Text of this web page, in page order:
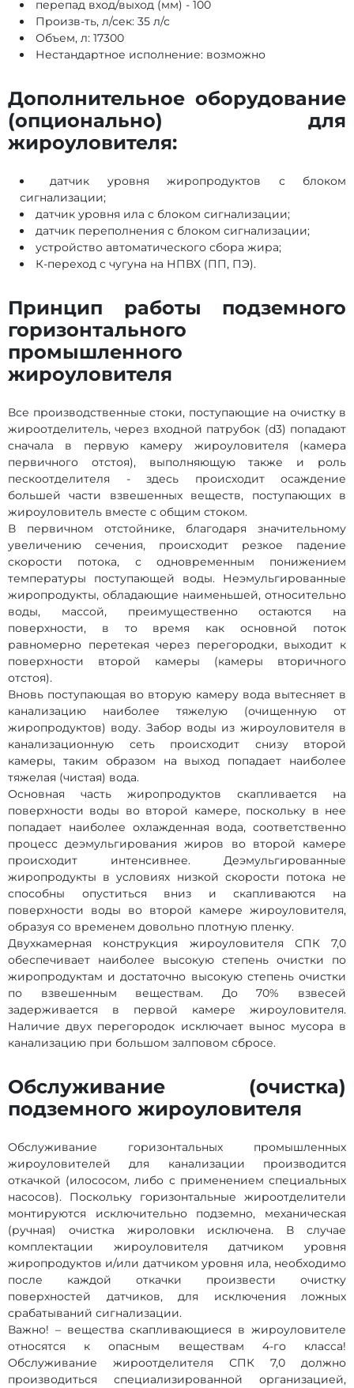
перепад вход/выход (мм) - 100
Произв-ть, л/сек: 35 л/с
Объем, л: 17300
Нестандартное исполнение: возможно
Дополнительное оборудование
(опционально) для
жироуловителя:
датчик уровня жиропродуктов с блоком
сигнализации;
датчик уровня ила с блоком сигнализации;
датчик переполнения с блоком сигнализации;
устройство автоматического сбора жира;
К-переход с чугуна на НПВХ (ПП, ПЭ).
Принцип работы подземного
горизонтального
промышленного
жироуловителя
Все производственные стоки, поступающие на очистку в
жироотделитель, через входной патрубок (d3) попадают
сначала в первую камеру жироуловителя (камера
первичного отстоя), выполняющую также и роль
пескоотделителя - здесь происходит осаждение
большей части взвешенных веществ, поступающих в
жироуловитель вместе с общим стоком.
В первичном отстойнике, благодаря значительному
увеличению сечения, происходит резкое падение
скорости потока, с одновременным понижением
температуры поступающей воды. Неэмульгированные
жиропродукты, обладающие наименьшей, относительно
воды, массой, преимущественно остаются на
поверхности, в то время как основной поток
равномерно перетекая через перегородки, выходит к
поверхности второй камеры (камеры вторичного
отстоя).
Вновь поступающая во вторую камеру вода вытесняет в
канализацию наиболее тяжелую (очищенную от
жиропродуктов) воду. Забор воды из жироуловителя в
канализационную сеть происходит снизу второй
камеры, таким образом на выход попадает наиболее
тяжелая (чистая) вода.
Основная часть жиропродуктов скапливается на
поверхности воды во второй камере, поскольку в нее
попадает наиболее охлажденная вода, соответственно
процесс деэмульгирования жиров во второй камере
происходит интенсивнее. Деэмульгированные
жиропродукты в условиях низкой скорости потока не
способны опуститься вниз и скапливаются на
поверхности воды во второй камере жироуловителя,
образуя со временем довольно плотную пленку.
Двухкамерная конструкция жироуловителя СПК 7,0
обеспечивает наиболее высокую степень очистки по
жиропродуктам и достаточно высокую степень очистки
по взвешенным веществам. До 70% взвесей
задерживается в первой камере жироуловителя.
Наличие двух перегородок исключает вынос мусора в
канализацию при большом залповом сбросе.
Обслуживание (очистка)
подземного жироуловителя
Обслуживание горизонтальных промышленных
жироуловителей для канализации производится
откачкой (илососом, либо с применением специальных
насосов). Поскольку горизонтальные жироотделители
монтируются исключительно подземно, механическая
(ручная) очистка жироловки исключена. В случае
комплектации жироуловителя датчиком уровня
жиропродуктов и/или датчиком уровня ила, необходимо
после каждой откачки произвести очистку
поверхностей датчиков, для исключения ложных
срабатываний сигнализации.
Важно! – вещества скапливающиеся в жироуловителе
относятся к опасным веществам 4-го класса!
Обслуживание жироотделителя СПК 7,0 должно
производиться специализированной организацией,